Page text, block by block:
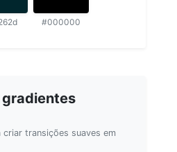
#000000
transições suaves em